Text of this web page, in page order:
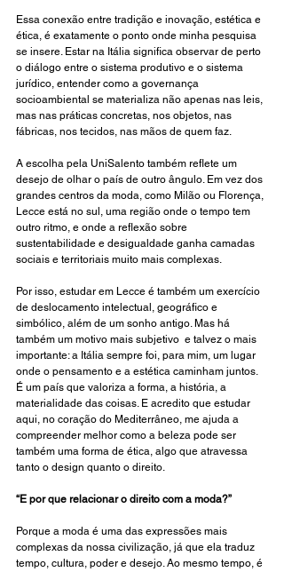
Essa conexão entre tradição e inovação, estética e
ética, é exatamente o ponto onde minha pesquisa
se insere. Estar na Itália significa observar de perto
o diálogo entre o sistema produtivo e o sistema
jurídico, entender como a governança
socioambiental se materializa não apenas nas leis,
mas nas práticas concretas, nos objetos, nas
fábricas, nos tecidos, nas mãos de quem faz.
A escolha pela UniSalento também reflete um
desejo de olhar o país de outro ângulo. Em vez dos
grandes centros da moda, como Milão ou Florença,
Lecce está no sul, uma região onde o tempo tem
outro ritmo, e onde a reflexão sobre
sustentabilidade e desigualdade ganha camadas
sociais e territoriais muito mais complexas.
Por isso, estudar em Lecce é também um exercício
de deslocamento intelectual, geográfico e
simbólico, além de um sonho antigo. Mas há
também um motivo mais subjetivo  e talvez o mais
importante: a Itália sempre foi, para mim, um lugar
onde o pensamento e a estética caminham juntos.
É um país que valoriza a forma, a história, a
materialidade das coisas. E acredito que estudar
aqui, no coração do Mediterrâneo, me ajuda a
compreender melhor como a beleza pode ser
também uma forma de ética, algo que atravessa
tanto o design quanto o direito.
“E por que relacionar o direito com a moda?”
Porque a moda é uma das expressões mais
complexas da nossa civilização, já que ela traduz
tempo, cultura, poder e desejo. Ao mesmo tempo, é